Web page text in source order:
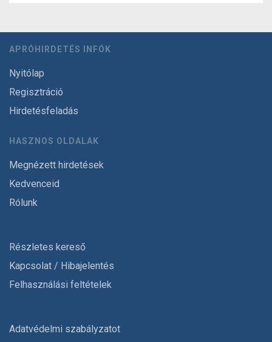
APRÓHIRDETÉS INFÓK
Nyitólap
Regisztráció
Hirdetésfeladás
HASZNOS OLDALAK
Megnézett hirdetések
Kedvenceid
Rólunk
Részletes kereső
Kapcsolat / Hibajelentés
Felhasználási feltételek
Adatvédelmi szabályzatot